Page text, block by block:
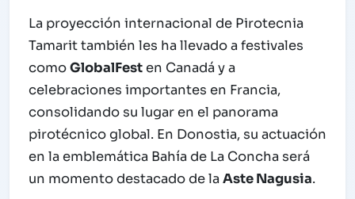
La proyección internacional de Pirotecnia
Tamarit también les ha llevado a festivales
comoGlobalFesten Canadá y a
celebraciones importantes en Francia,
consolidando su lugar en el panorama
pirotécnico global. En Donostia, su actuación
en la emblemática Bahía de La Concha será
un momento destacado de la Aste Nagusia.